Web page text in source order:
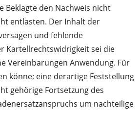
den Nachweis nicht
entlasten. Der Inhalt der
und fehlende
Kartellrechtswidrigkeit sei die
Vereinbarungen Anwendung. Für
könne; eine derartige Feststellung
gehörige Fortsetzung des
um nachteilige